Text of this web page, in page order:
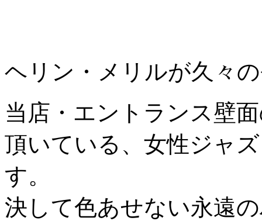
ヘリン・メリルが久々
当店・エントランス壁
頂いている、女性ジャ
す。
決して色あせない永遠